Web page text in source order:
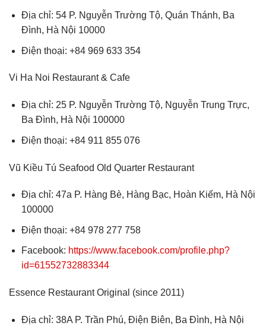
Địa chỉ: 54 P. Nguyễn Trường Tộ, Quán Thánh, Ba
Đình, Hà Nội 10000
Điện thoại: +84 969 633 354
Vi Ha Noi Restaurant & Cafe
Địa chỉ: 25 P. Nguyễn Trường Tộ, Nguyễn Trung Trực,
Ba Đình, Hà Nội 100000
Điện thoại: +84 911 855 076
Vũ Kiều Tú Seafood Old Quarter Restaurant
Địa chỉ: 47a P. Hàng Bè, Hàng Bạc, Hoàn Kiếm, Hà Nội
100000
Điện thoại: +84 978 277 758
Facebook: https://www.facebook.com/profile.php?
id=61552732883344
Essence Restaurant Original (since 2011)
Địa chỉ: 38A P. Trần Phú, Điện Biên, Ba Đình, Hà Nội